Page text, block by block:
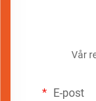
Vår
E-post